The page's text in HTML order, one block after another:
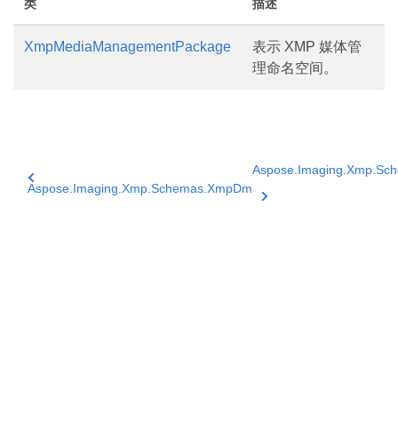
类 描述
XmpMediaManagementPackage
表示 XMP 媒体管
理命名空间。
Aspose.Imaging.Xmp.Schemas.XmpDm